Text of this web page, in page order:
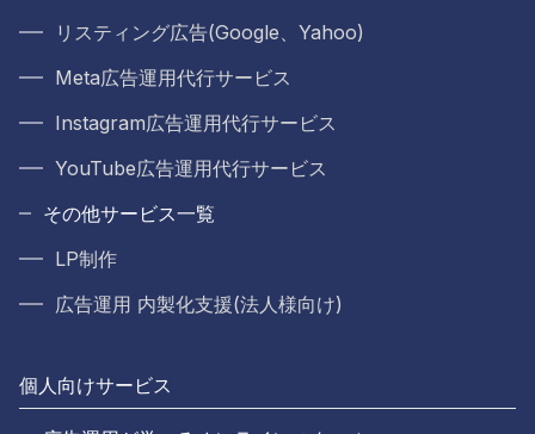
リスティング広告(Google、Yahoo)
Meta広告運用代行サービス
Instagram広告運用代行サービス
YouTube広告運用代行サービス
その他サービス一覧
LP制作
広告運用 内製化支援(法人様向け)
個人向けサービス